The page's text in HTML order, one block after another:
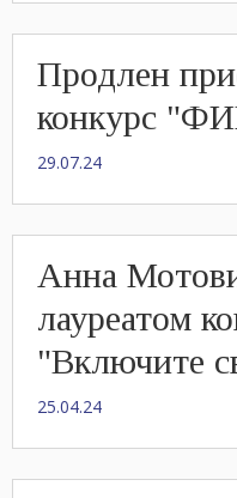
Продлен
конкурс
29.07.24
Анна
лауреатом
"Включите
25.04.24